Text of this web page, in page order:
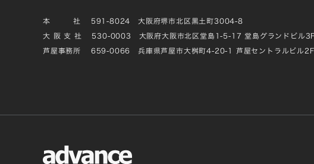
本 社 591-8024 大阪府堺市北区黒土町3004-8
大 阪 支 社 530-0003 大阪府大阪市北区堂島1-5-17 堂島グランドビル3F
芦屋事務所 659-0066 兵庫県芦屋市大桝町4-20-1 芦屋セントラルビル2F